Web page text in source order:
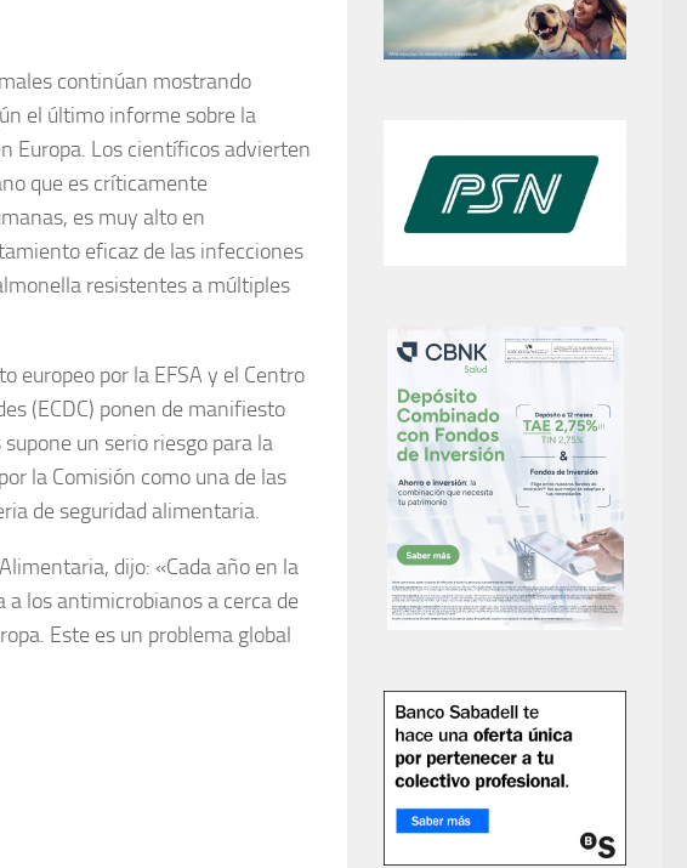
continúan mostrando
el último informe sobre la
Europa. Los científicos advierten
que es críticamente
es muy alto en
eficaz de las infecciones
resistentes a múltiples
europeo por la EFSA y el Centro
(ECDC) ponen de manifiesto
un serio riesgo para la
la Comisión como una de las
de seguridad alimentaria.
dijo: «Cada año en la
a los antimicrobianos a cerca de
Este es un problema global